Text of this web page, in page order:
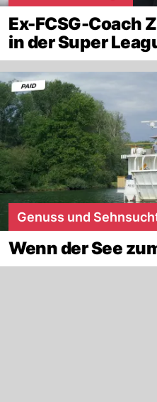
Ex-FCSG-Coach
in der Super
Genuss und
Wenn der See